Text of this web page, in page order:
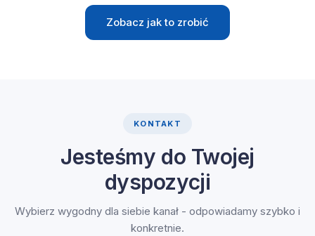
Zobacz jak to zrobić
KONTAKT
Jesteśmy do Twojej
dyspozycji
Wybierz wygodny dla siebie kanał - odpowiadamy szybko i
konkretnie.